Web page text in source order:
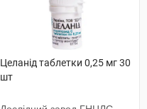
Целанід таблетки 0,25 мг 30
шт